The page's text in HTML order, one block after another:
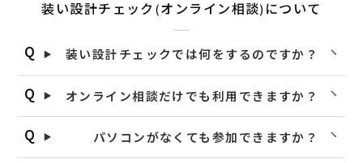
装い設計チェック(オンライン相談)について
装い設計チェックでは何をするのですか？
オンライン相談だけでも利用できますか？
パソコンがなくても参加できますか？